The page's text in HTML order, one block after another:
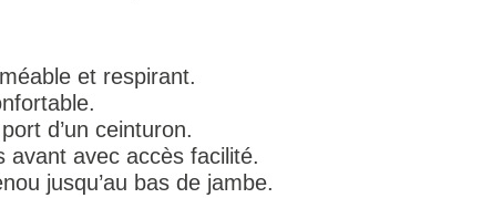
et respirant.
d’un ceinturon.
avant avec accès facilité.
jusqu’au bas de jambe.